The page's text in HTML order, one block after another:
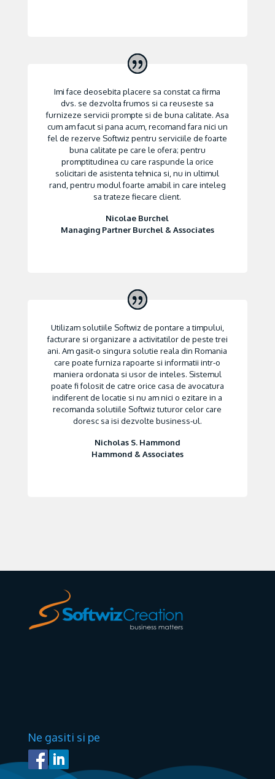
Imi face deosebita placere sa constat ca firma
dvs. se dezvolta frumos si ca reuseste sa
furnizeze servicii prompte si de buna calitate. Asa
cum am facut si pana acum, recomand fara nici un
fel de rezerve Softwiz pentru serviciile de foarte
buna calitate pe care le ofera; pentru
promptitudinea cu care raspunde la orice
solicitari de asistenta tehnica si, nu in ultimul
rand, pentru modul foarte amabil in care inteleg
sa trateze fiecare client.
Nicolae Burchel
Managing Partner Burchel & Associates
Utilizam solutiile Softwiz de pontare a timpului,
facturare si organizare a activitatilor de peste trei
ani. Am gasit-o singura solutie reala din Romania
care poate furniza rapoarte si informatii intr-o
maniera ordonata si usor de inteles. Sistemul
poate fi folosit de catre orice casa de avocatura
indiferent de locatie si nu am nici o ezitare in a
recomanda solutiile Softwiz tuturor celor care
doresc sa isi dezvolte business-ul.
Nicholas S. Hammond
Hammond & Associates
Ne gasiti si pe